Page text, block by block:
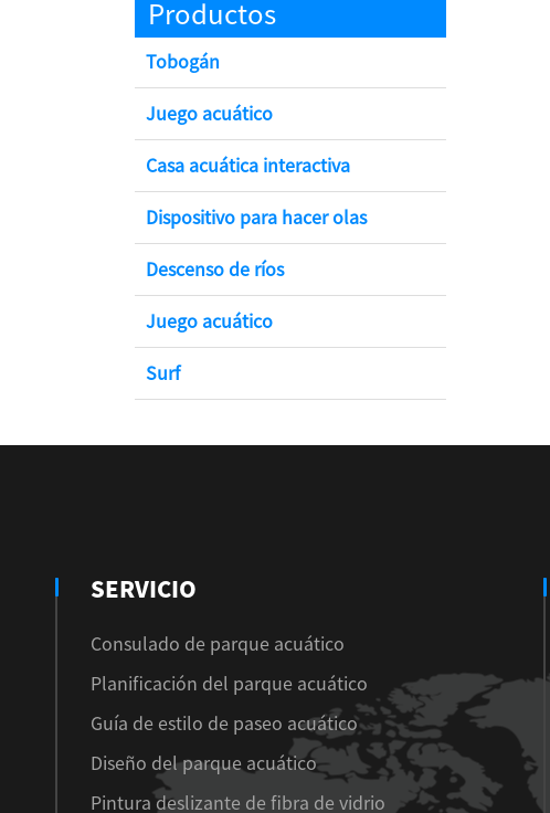
Productos
Tobogán
Juego acuático
Casa acuática interactiva
Dispositivo para hacer olas
Descenso de ríos
Juego acuático
Surf
SERVICIO
Consulado de parque acuático
Planificación del parque acuático
Guía de estilo de paseo acuático
Diseño del parque acuático
Pintura deslizante de fibra de vidrio